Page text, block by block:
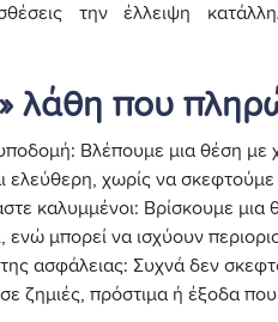
την έλλειψη
λάθη που
Βλέπουμε μια θέση με
ελεύθερη, χωρίς να σκεφτούμε
καλυμμένοι: Βρίσκουμε
ενώ μπορεί να ισχύουν
ασφάλειας: Συχνά δεν
ζημιές, πρόστιμα ή έξοδα